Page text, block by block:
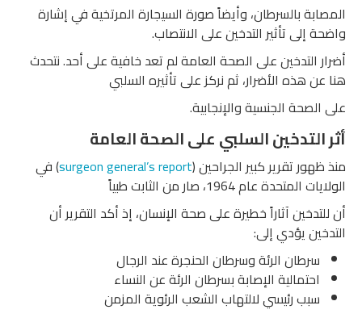
المصابة بالسرطان، وأيضاً صورة السيجارة المرتخية في إشارة
واضحة إلى تأثير التدخين على الانتصاب.
أضرار التدخين على الصحة العامة لم تعد خافية على أحد. نتحدث
هنا عن هذه الأضرار، ثم نركز على تأثيره السلبي
على الصحة الجنسية والإنجابية.
أثر التدخين السلبي على الصحة العامة
منذ ظهور تقرير كبير الجراحين (surgeon general’s report) في
الولايات المتحدة عام 1964، صار من الثابت طبياً
أن للتدخين آثاراً خطيرة على صحة الإنسان، إذ أكد التقرير أن
التدخين يؤدي إلى:
سرطان الرئة وسرطان الحنجرة عند الرجال
احتمالية الإصابة بسرطان الرئة عن النساء
سبب رئيسي لالتهاب الشعب الرئوية المزمن